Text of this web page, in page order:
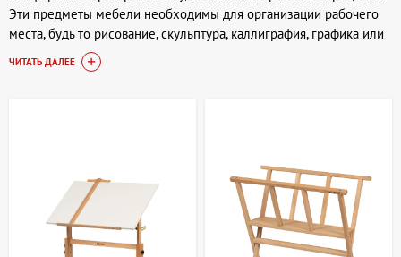
Эти предметы мебели необходимы для организации рабочего
места, будь то рисование, скульптура, каллиграфия, графика или
другие художественные техники. Удобный стол и подходящий
стул помогают сосредоточиться на деталях и обеспечивают
ассортимент и особенности
В нашем магазине представлен широкий выбор мебели для
творческих мастерских и студий. Столы и стулья различаются по
ЧИТАТЬ ДАЛЕЕ